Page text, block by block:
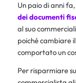
Un paio di anni
dei documenti
al suo
poiché cambiare
comportato un
Per risparmiare